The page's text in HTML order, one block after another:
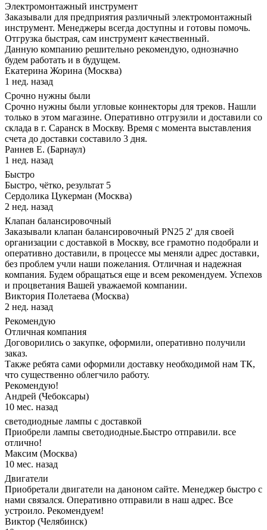
Электромонтажный инструмент
Заказывали для предприятия различный электромонтажный
инструмент. Менеджеры всегда доступны и готовы помочь.
Отгрузка быстрая, сам инструмент качественный.
Данную компанию решительно рекомендую, однозначно
будем работать и в будущем.
Екатерина Жорина (Москва)
1 нед. назад
Срочно нужны были
Срочно нужны были угловые коннекторы для треков. Нашли
только в этом магазине. Оперативно отгрузили и доставили со
склада в г. Саранск в Москву. Время с момента выставления
счета до доставки составило 3 дня.
Раннев Е. (Барнаул)
1 нед. назад
Быстро
Быстро, чётко, результат 5
Сердолика Цукерман (Москва)
2 нед. назад
Клапан балансировочный
Заказывали клапан балансировочный PN25 2' для своей
организации с доставкой в Москву, все грамотно подобрали и
оперативно доставили, в процессе мы меняли адрес доставки,
без проблем учли наши пожелания. Отличная и надежная
компания. Будем обращаться еще и всем рекомендуем. Успехов
и процветания Вашей уважаемой компании.
Виктория Полетаева (Москва)
2 нед. назад
Рекомендую
Отличная компания
Договорились о закупке, оформили, оперативно получили
заказ.
Также ребята сами оформили доставку необходимой нам ТК,
что существенно облегчило работу.
Рекомендую!
Андрей (Чебоксары)
10 мес. назад
светодиодные лампы с доставкой
Приобрели лампы светодиодные.Быстро отправили. все
отлично!
Максим (Москва)
10 мес. назад
Двигатели
Приобретали двигатели на даноном сайте. Менеджер быстро с
нами связался. Оперативно отправили в наш адрес. Все
устроило. Рекомендуем!
Виктор (Челябинск)